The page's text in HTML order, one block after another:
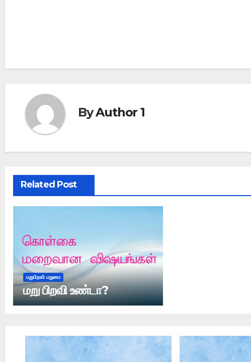
ByAuthor 1
Related Post
மறுபிறவி மறுமை
மறு பிறவி உண்டா?